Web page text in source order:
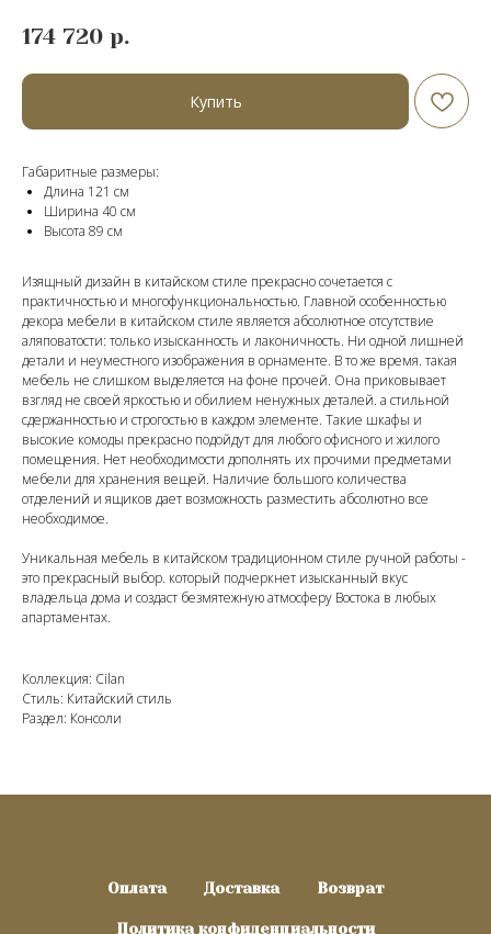
174 720 р.
Купить
Габаритные размеры:
Длина 121 см
Ширина 40 см
Высота 89 cм
Изящный дизайн в китайском стиле прекрасно сочетается с
практичностью и многофункциональностью. Главной особенностью
декора мебели в китайском стиле является абсолютное отсутствие
аляповатости: только изысканность и лаконичность. Ни одной лишней
детали и неуместного изображения в орнаменте. В то же время. такая
мебель не слишком выделяется на фоне прочей. Она приковывает
взгляд не своей яркостью и обилием ненужных деталей. а стильной
сдержанностью и строгостью в каждом элементе. Такие шкафы и
высокие комоды прекрасно подойдут для любого офисного и жилого
помещения. Нет необходимости дополнять их прочими предметами
мебели для хранения вещей. Наличие большого количества
отделений и ящиков дает возможность разместить абсолютно все
необходимое.
Уникальная мебель в китайском традиционном стиле ручной работы -
это прекрасный выбор. который подчеркнет изысканный вкус
владельца дома и создаст безмятежную атмосферу Востока в любых
апартаментах.
Коллекция: Cilan
Стиль: Китайский стиль
Раздел: Консоли
Оплата Доставка Возврат
Политика конфиденциальности